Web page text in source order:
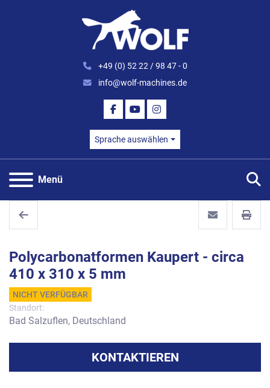
+49 (0) 52 22 / 98 47 - 0
info@wolf-machines.de
FACEBOOK
YOUTUBEINSTAGRAM
Sprache auswählen
Menü
Polycarbonatformen Kaupert - circa
410 x 310 x 5 mm
NICHT VERFÜGBAR
Standort:
Bad Salzuflen, Deutschland
KONTAKTIEREN